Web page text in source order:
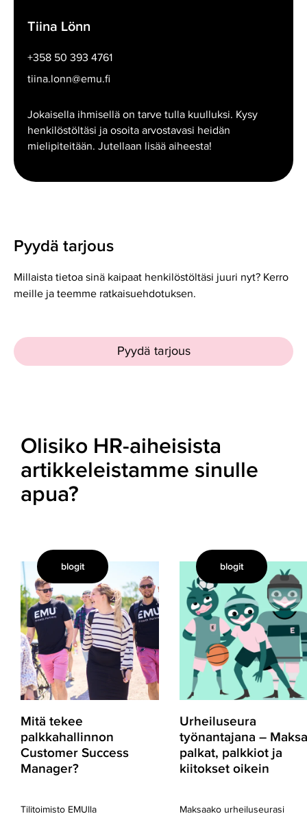
Tiina Lönn
+358 50 393 4761
tiina.lonn@emu.fi
Jokaisella ihmisellä on tarve tulla kuulluksi. Kysy
henkilöstöltäsi ja osoita arvostavasi heidän
mielipiteitään. Jutellaan lisää aiheesta!
Pyydä tarjous
Millaista tietoa sinä kaipaat henkilöstöltäsi juuri nyt? Kerro
meille ja teemme ratkaisuehdotuksen.
Pyydä tarjous
Olisiko HR-aiheisista
artikkeleistamme sinulle
apua?
Mitä
tekee
palkkahallinnon
Customer
Success
Manager?
blogit
Mitä tekee
palkkahallinnon
Customer Success
Manager?
Tilitoimisto EMUlla
Urheiluseura
työnantajana
Maksa
palkat,
palkkiot
kiitokset
oikein
blogit
Urheiluseura
työnantajana – Maksa
palkat, palkkiot ja
kiitokset oikein
Maksaako urheiluseurasi